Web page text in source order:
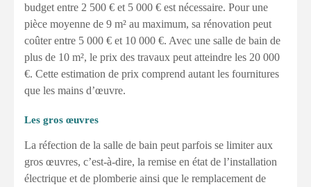
budget entre 2 500 € et 5 000 € est nécessaire. Pour une
pièce moyenne de 9 m² au maximum, sa rénovation peut
coûter entre 5 000 € et 10 000 €. Avec une salle de bain de
plus de 10 m², le prix des travaux peut atteindre les 20 000
€. Cette estimation de prix comprend autant les fournitures
que les mains d’œuvre.
Les gros œuvres
La réfection de la salle de bain peut parfois se limiter aux
gros œuvres, c’est-à-dire, la remise en état de l’installation
électrique et de plomberie ainsi que le remplacement de